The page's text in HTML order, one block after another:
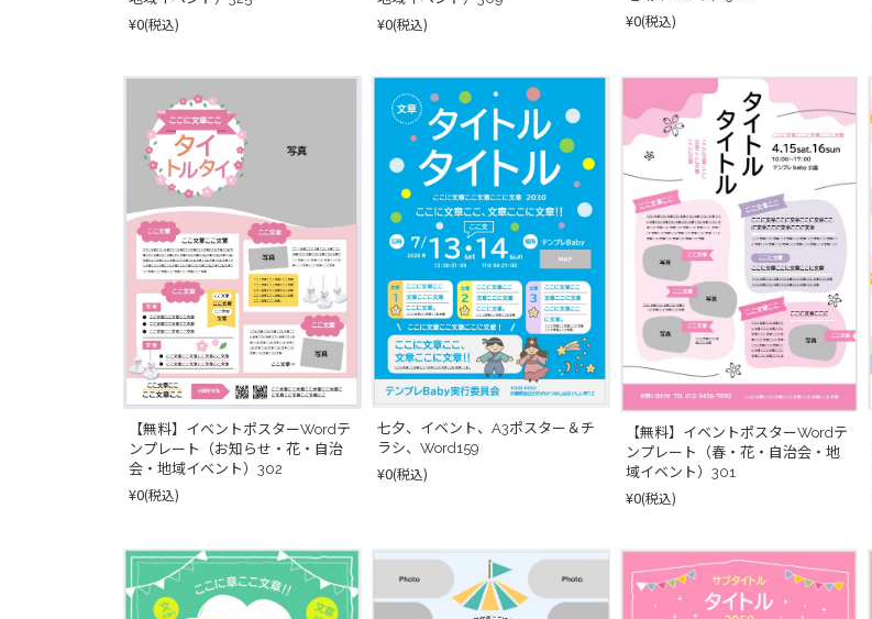
¥0(税込) ¥0(税込) ¥0(税込)
【無料】イベントポスターWordテ
ンプレート（お知らせ・花・自治
会・地域イベント）302
¥0(税込)
七夕、イベント、A3ポスター＆チ
ラシ、Word159
¥0(税込)
【無料】イベントポスターWordテ
ンプレート（春・花・自治会・地
域イベント）301
¥0(税込)